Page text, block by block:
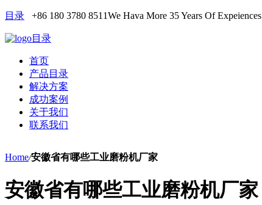
目录 +86 180 3780 8511We Hava More 35 Years Of Expeiences
目录
首页
产品目录
解决方案
成功案例
关于我们
联系我们
Home/安徽省有哪些工业磨粉机厂家
安徽省有哪些工业磨粉机厂家